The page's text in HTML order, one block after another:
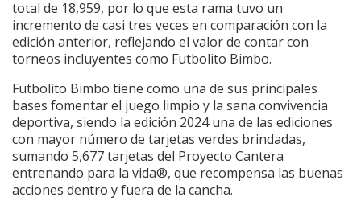
total de 18,959, por lo que esta rama tuvo un
incremento de casi tres veces en comparación con la
edición anterior, reflejando el valor de contar con
torneos incluyentes como Futbolito Bimbo.
Futbolito Bimbo tiene como una de sus principales
bases fomentar el juego limpio y la sana convivencia
deportiva, siendo la edición 2024 una de las ediciones
con mayor número de tarjetas verdes brindadas,
sumando 5,677 tarjetas del Proyecto Cantera
entrenando para la vida®, que recompensa las buenas
acciones dentro y fuera de la cancha.